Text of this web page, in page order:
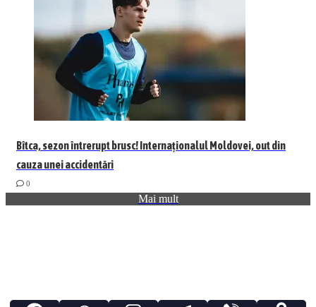
Bîtca, sezon întrerupt brusc! Internaționalul Moldovei, out din
cauza unei accidentări
0
Mai mult